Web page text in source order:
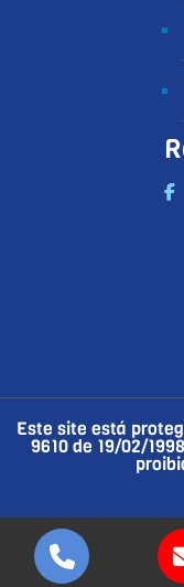
Este site está
9610 de 19/02/